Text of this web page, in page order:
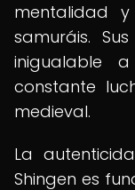
mentalidad
samuráis.
inigualable
constante
medieval.
La
Shingen es